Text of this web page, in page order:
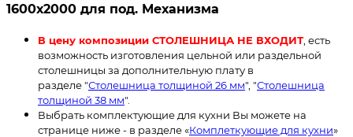
1600х2000 для под. Механизма
В цену композиции СТОЛЕШНИЦА НЕ ВХОДИТ, есть
возможность изготовления цельной или раздельной
столешницы за дополнительную плату в
разделе "Столешница толщиной 26 мм", "Столешница
толщиной 38 мм".
Выбрать комплектующие для кухни Вы можете на
странице ниже - в разделе «Комплеткующие для кухни»